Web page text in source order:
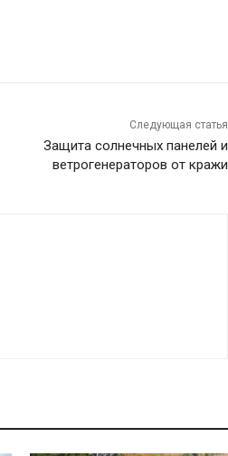
Следующая статья
Защита солнечных панелей и
ветрогенераторов от кражи